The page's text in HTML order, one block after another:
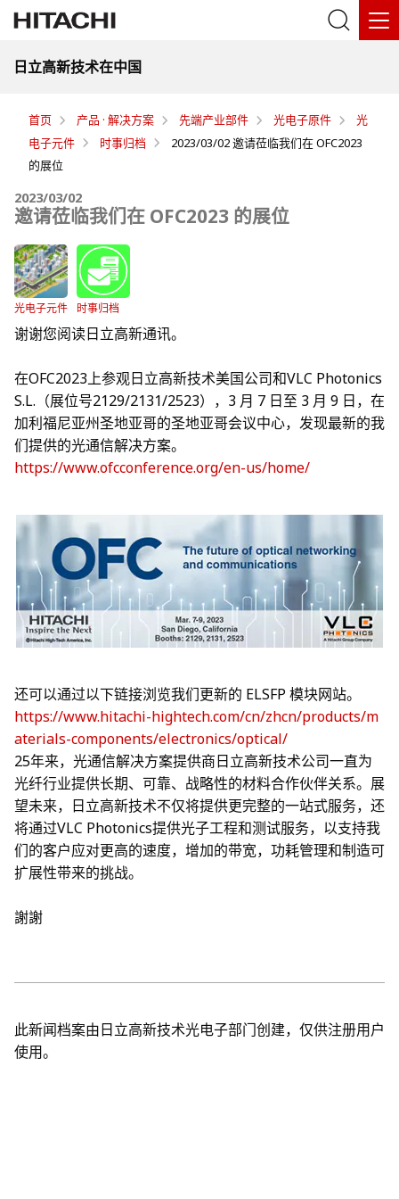
日立高新技术在中国
首页 产品 · 解决方案 先端产业部件 光电子原件
光
电子元件
时事归档
2023/03/02 邀请莅临我们在 OFC2023
的展位
2023/03/02
邀请莅临我们在 OFC2023 的展位
光电子元件 时事归档
谢谢您阅读日立高新通讯。
在OFC2023上参观日立高新技术美国公司和VLC Photonics
S.L.（展位号2129/2131/2523），3 月 7 日至 3 月 9 日，在
加利福尼亚州圣地亚哥的圣地亚哥会议中心，发现最新的我
们提供的光通信解决方案。
https://www.ofcconference.org/en-us/home/
还可以通过以下链接浏览我们更新的 ELSFP 模块网站。
https://www.hitachi-hightech.com/cn/zhcn/products/m
aterials-components/electronics/optical/
25年来，光通信解决方案提供商日立高新技术公司一直为
光纤行业提供长期、可靠、战略性的材料合作伙伴关系。展
望未来，日立高新技术不仅将提供更完整的一站式服务，还
将通过VLC Photonics提供光子工程和测试服务，以支持我
们的客户应对更高的速度，增加的带宽，功耗管理和制造可
扩展性带来的挑战。
謝謝
此新闻档案由日立高新技术光电子部门创建，仅供注册用户
使用。